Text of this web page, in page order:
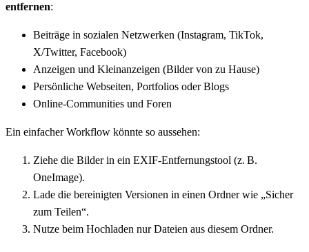
entfernen:
Beiträge in sozialen Netzwerken (Instagram, TikTok,
X/Twitter, Facebook)
Anzeigen und Kleinanzeigen (Bilder von zu Hause)
Persönliche Webseiten, Portfolios oder Blogs
Online-Communities und Foren
Ein einfacher Workflow könnte so aussehen:
Ziehe die Bilder in ein EXIF-Entfernungstool (z. B.
OneImage).
Lade die bereinigten Versionen in einen Ordner wie „Sicher
zum Teilen“.
Nutze beim Hochladen nur Dateien aus diesem Ordner.